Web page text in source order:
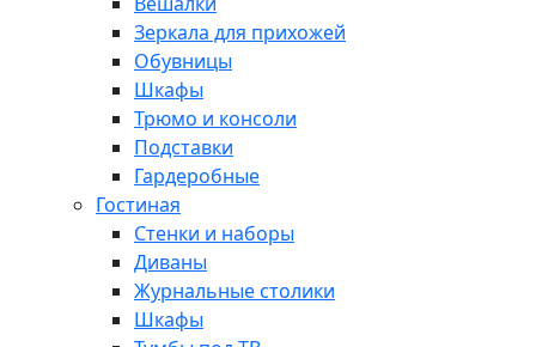
Зеркала для прихожей
Обувницы
Шкафы
Трюмо и консоли
Подставки
Гардеробные
Гостиная
Стенки и наборы
Диваны
Журнальные столики
Шкафы